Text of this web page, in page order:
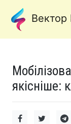
Вектор
якісніше: